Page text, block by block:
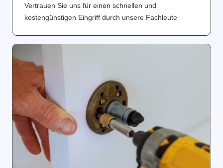
Vertrauen Sie uns für einen schnellen und
kostengünstigen Eingriff durch unsere Fachleute